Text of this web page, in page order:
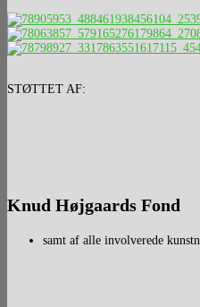
STØTTET AF:
Knud Højgaards Fond
samt af alle involverede